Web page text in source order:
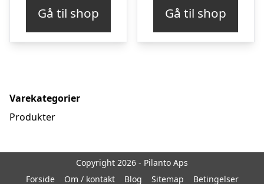
Gå til shop Gå til shop
Varekategorier
Produkter
Copyright 2026 - Pilanto Aps
Forside
Om / kontakt Blog Sitemap Betingelser